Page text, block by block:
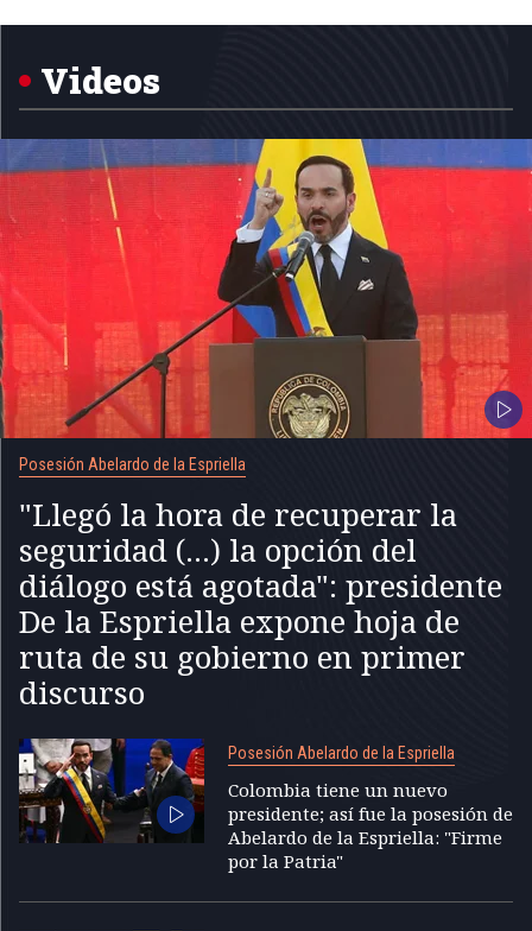
Videos
Posesión Abelardo de la Espriella
"Llegó la hora de recuperar la
seguridad (...) la opción del
diálogo está agotada": presidente
De la Espriella expone hoja de
ruta de su gobierno en primer
discurso
Posesión Abelardo de la Espriella
Colombia tiene un nuevo
presidente; así fue la posesión de
Abelardo de la Espriella: "Firme
por la Patria"